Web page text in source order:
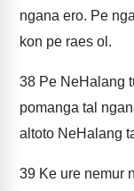
ngana ero. Pe
kon pe raes ol.
38 Pe NeHalang
pomanga tal
altoto NeHalang
39 Ke ure nemur